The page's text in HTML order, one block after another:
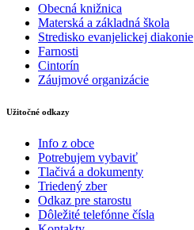
Obecná knižnica
Materská a základná škola
Stredisko evanjelickej diakonie
Farnosti
Cintorín
Záujmové organizácie
Užitočné odkazy
Info z obce
Potrebujem vybaviť
Tlačivá a dokumenty
Triedený zber
Odkaz pre starostu
Dôležité telefónne čísla